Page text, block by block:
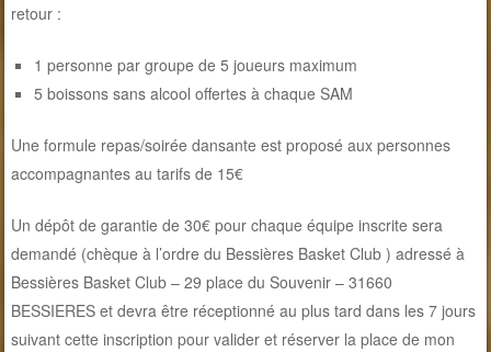
retour :
1 personne par groupe de 5 joueurs maximum
5 boissons sans alcool offertes à chaque SAM
Une formule repas/soirée dansante est proposé aux personnes
accompagnantes au tarifs de 15€
Un dépôt de garantie de 30€ pour chaque équipe inscrite sera
demandé (chèque à l’ordre du Bessières Basket Club ) adressé à
Bessières Basket Club – 29 place du Souvenir – 31660
BESSIERES et devra être réceptionné au plus tard dans les 7 jours
suivant cette inscription pour valider et réserver la place de mon